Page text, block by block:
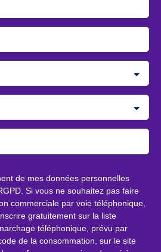
de mes données personnelles
Si vous ne souhaitez pas faire
commerciale par voie téléphonique,
gratuitement sur la liste
téléphonique, prévu par
de la consommation, sur le site